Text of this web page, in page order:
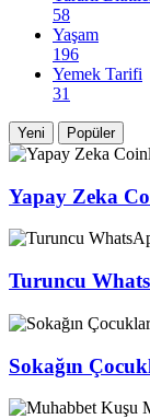
58
Yaşam
196
Yemek Tarifi
31
Yeni Popüler
Yapay Zeka
Turuncu
Sokağın